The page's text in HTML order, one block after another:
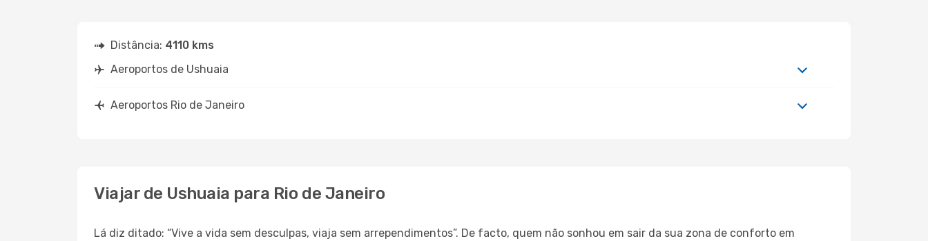
Distância: 4110 kms
Aeroportos de Ushuaia
Aeroportos Rio de Janeiro
Viajar de Ushuaia para Rio de Janeiro
Lá diz ditado: “Vive a vida sem desculpas, viaja sem arrependimentos”. De facto, quem não sonhou em sair da sua zona de conforto em